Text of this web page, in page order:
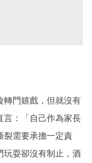
轉門嬉戲，但就沒有
言：「自己作為家長
裂需要承擔一定責
玩耍卻沒有制止，酒